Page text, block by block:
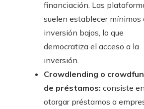
financiación. Las
suelen establecer mínimos
inversión bajos, lo que
democratiza el acceso a la
inversión.
Crowdlending o
de préstamos: consiste en
otorgar préstamos a